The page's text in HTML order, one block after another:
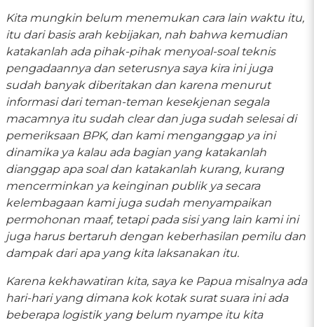
Kita mungkin belum menemukan cara lain waktu itu,
itu dari basis arah kebijakan, nah bahwa kemudian
katakanlah ada pihak-pihak menyoal-soal teknis
pengadaannya dan seterusnya saya kira ini juga
sudah banyak diberitakan dan karena menurut
informasi dari teman-teman kesekjenan segala
macamnya itu sudah clear dan juga sudah selesai di
pemeriksaan BPK, dan kami menganggap ya ini
dinamika ya kalau ada bagian yang katakanlah
dianggap apa soal dan katakanlah kurang, kurang
mencerminkan ya keinginan publik ya secara
kelembagaan kami juga sudah menyampaikan
permohonan maaf, tetapi pada sisi yang lain kami ini
juga harus bertaruh dengan keberhasilan pemilu dan
dampak dari apa yang kita laksanakan itu.
Karena kekhawatiran kita, saya ke Papua misalnya ada
hari-hari yang dimana kok kotak surat suara ini ada
beberapa logistik yang belum nyampe itu kita